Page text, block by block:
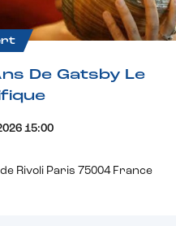
De Gatsby Le
15:00
Rivoli Paris 75004 France